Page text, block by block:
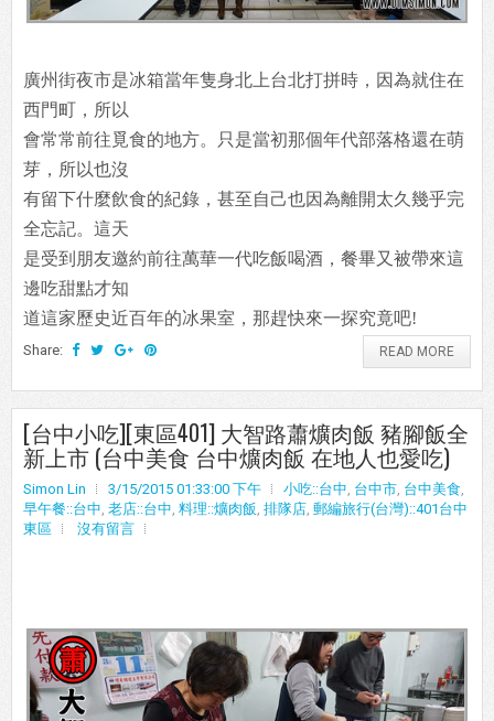
廣州街夜市是冰箱當年隻身北上台北打拼時，因為就住在
西門町，所以
會常常前往覓食的地方。只是當初那個年代部落格還在萌
芽，所以也沒
有留下什麼飲食的紀錄，甚至自己也因為離開太久幾乎完
全忘記。這天
是受到朋友邀約前往萬華一代吃飯喝酒，餐畢又被帶來這
邊吃甜點才知
道這家歷史近百年的冰果室，那趕快來一探究竟吧!
Share: READ MORE
[台中小吃][東區401] 大智路蕭爌肉飯 豬腳飯全
新上市 (台中美食 台中爌肉飯 在地人也愛吃)
Simon Lin 3/15/2015 01:33:00 下午 小吃::台中 台中市 台中美食
早午餐::台中 老店::台中 料理::爌肉飯 排隊店 郵編旅行(台灣)::401台中
東區
沒有留言